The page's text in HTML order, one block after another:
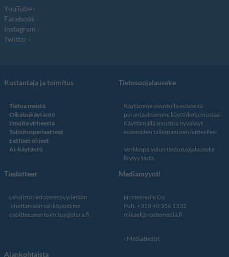
YouTube
Facebook
Instagram
Twitter
Kustantaja ja toimitus
Tietoa meistä
Oikaisukäytäntö
Ilmoita virheestä
Toimitusperiaatteet
Eettiset ohjeet
AI-käytäntö
Tietosuojalauseke
Käytämme sivustolla evästeitä
parantaaksemme käyttökokemustasi.
Käyttämällä sivustoa hyväksyt
evästeiden tallentamisen laitteellesi.
Verkkopalvelun tiedosuojalauseke
löytyy tästä
Tiedotteet
Lehdistötiedotteet pyydetään
lähettämään sähköpostitse
osoitteeseen toimitus@stara.fi
Mediamyynti
Nostemedia Oy
Puh. +358 40 356 1332
mikael@nostemedia.fi
Mediatiedot
Ajankohtaista